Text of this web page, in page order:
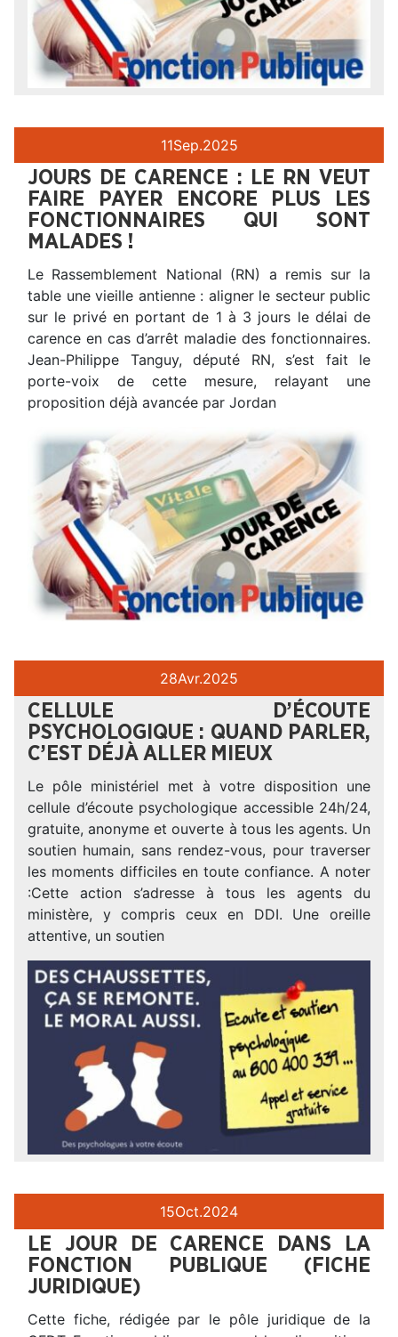
11Sep.2025
JOURS DE CARENCE : LE RN VEUT
FAIRE PAYER ENCORE PLUS LES
FONCTIONNAIRES QUI SONT
MALADES !
Le Rassemblement National (RN) a remis sur la
table une vieille antienne : aligner le secteur public
sur le privé en portant de 1 à 3 jours le délai de
carence en cas d’arrêt maladie des fonctionnaires.
Jean-Philippe Tanguy, député RN, s’est fait le
porte-voix de cette mesure, relayant une
proposition déjà avancée par Jordan
28Avr.2025
CELLULE D’ÉCOUTE
PSYCHOLOGIQUE : QUAND PARLER,
C’EST DÉJÀ ALLER MIEUX
Le pôle ministériel met à votre disposition une
cellule d’écoute psychologique accessible 24h/24,
gratuite, anonyme et ouverte à tous les agents. Un
soutien humain, sans rendez-vous, pour traverser
les moments difficiles en toute confiance. A noter
:Cette action s’adresse à tous les agents du
ministère, y compris ceux en DDI. Une oreille
attentive, un soutien
15Oct.2024
LE JOUR DE CARENCE DANS LA
FONCTION PUBLIQUE (FICHE
JURIDIQUE)
Cette fiche, rédigée par le pôle juridique de la